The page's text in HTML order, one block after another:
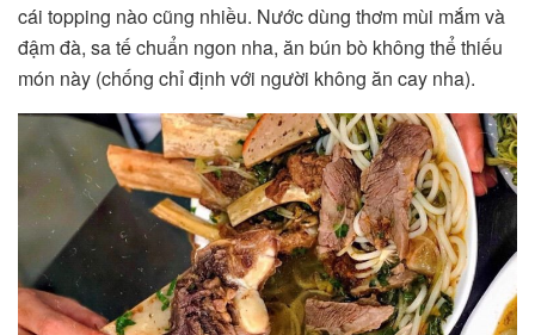
cái topping nào cũng nhiều. Nước dùng thơm mùi mắm và
đậm đà, sa tế chuẩn ngon nha, ăn bún bò không thể thiếu
món này (chống chỉ định với người không ăn cay nha).